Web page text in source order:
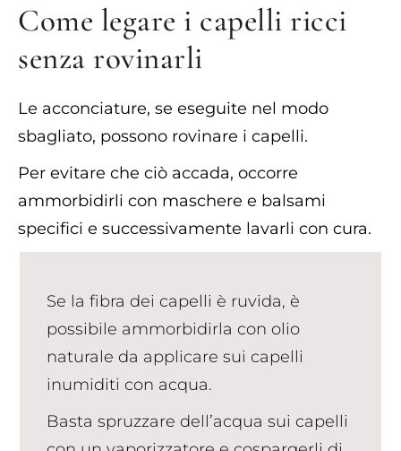
Come legare i capelli ricci
senza rovinarli​
Le acconciature, se eseguite nel modo
sbagliato, possono rovinare i capelli.
Per evitare che ciò accada, occorre
ammorbidirli con maschere e balsami
specifici e successivamente lavarli con cura.
Se la fibra dei capelli è ruvida, è
possibile ammorbidirla con olio
naturale da applicare sui capelli
inumiditi con acqua.
Basta spruzzare dell’acqua sui capelli